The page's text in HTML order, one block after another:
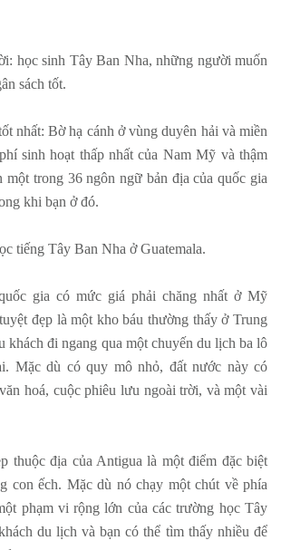
học sinh Tây Ban Nha, những người muốn
sách tốt.
nhất: Bờ hạ cánh ở vùng duyên hải và miền
sinh hoạt thấp nhất của Nam Mỹ và thậm
một trong 36 ngôn ngữ bản địa của quốc gia
khi bạn ở đó.
tiếng Tây Ban Nha ở Guatemala.
gia có mức giá phải chăng nhất ở Mỹ
đẹp là một kho báu thường thấy ở Trung
khách đi ngang qua một chuyến du lịch ba lô
Mặc dù có quy mô nhỏ, đất nước này có
hoá, cuộc phiêu lưu ngoài trời, và một vài
thuộc địa của Antigua là một điểm đặc biệt
con ếch. Mặc dù nó chạy một chút về phía
phạm vi rộng lớn của các trường học Tây
du lịch và bạn có thể tìm thấy nhiều để